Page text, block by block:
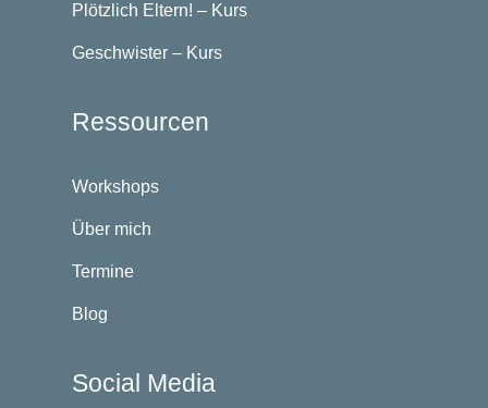
Plötzlich Eltern! – Kurs
Geschwister – Kurs
Ressourcen
Workshops
Über mich
Termine
Blog
Social Media